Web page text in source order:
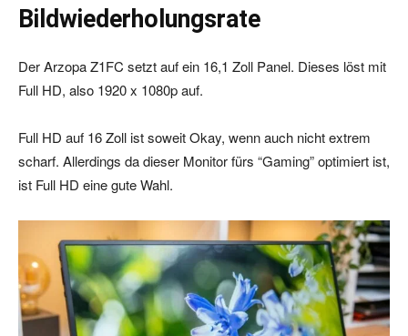
Bildwiederholungsrate
Der Arzopa Z1FC setzt auf ein 16,1 Zoll Panel. Dieses löst mit
Full HD, also 1920 x 1080p auf.
Full HD auf 16 Zoll ist soweit Okay, wenn auch nicht extrem
scharf. Allerdings da dieser Monitor fürs “Gaming” optimiert ist,
ist Full HD eine gute Wahl.